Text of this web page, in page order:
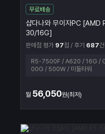
무료배송
샵다나와 무이자PC
30/16G]
판매점 평가 97점 / 후기 687건
R5-7500F / A620 / 16G /
00G / 500W / 미들타워
월 56,050원(최저)